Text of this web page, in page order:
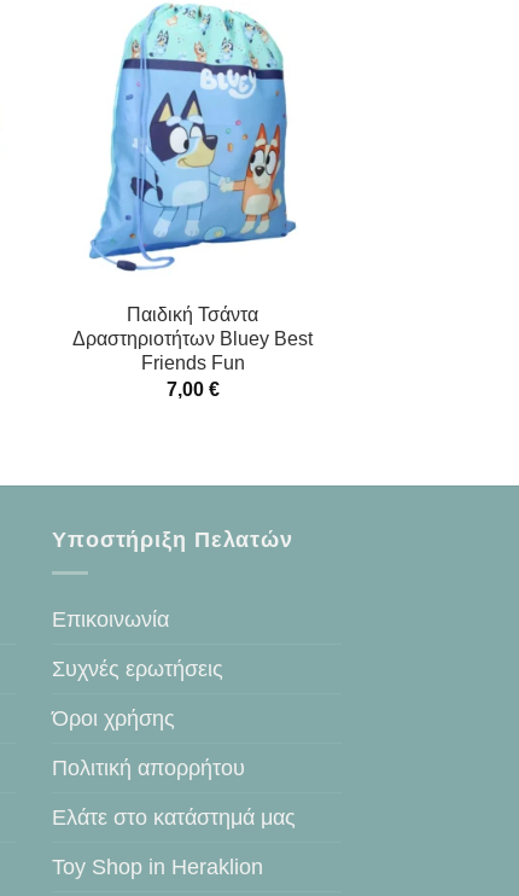
Παιδική Τσάντα
Δραστηριοτήτων Bluey Best
Friends Fun
7,00 €
Υποστήριξη Πελατών
Επικοινωνία
Συχνές ερωτήσεις
Όροι χρήσης
Πολιτική απορρήτου
Ελάτε στο κατάστημά μας
Toy Shop in Heraklion